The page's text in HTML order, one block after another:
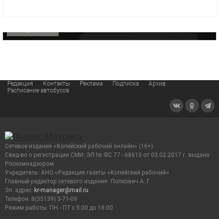
Редакция Контакты Реклама Подписка
Архив
Расписание автобусов
Сетевое издание «Копейский рабочий онлайн» (16+)
Cвид-во о регистрации СМИ: ЭЛ № ФС 77 - 68613 от 03.02.2017 г. выдано
Роскомнадзором
Учредитель: АНО «Редакция газеты «Копейский рабочий»
Главный редактор сетевого издания: Попкович А. Г.
Эл. адрес: kr-manager@mail.ru
Телефон: 8(35139) 3-71-09
Режим работы: ПН - ПТ с 9:00 до 18:00